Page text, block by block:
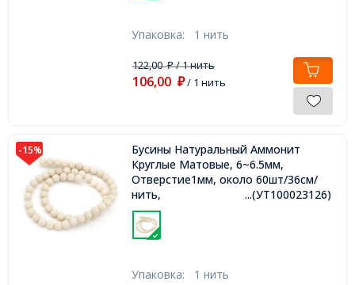
Упаковка: 1 нить
122,00₽/ 1 нить
106,00 ₽/ 1 нить
-15%
Бусины Натуральный Аммонит
Круглые Матовые, 6~6.5мм,
Отверстие1мм, около 60шт/36см/
нить,
...(УТ100023126)
Упаковка: 1 нить